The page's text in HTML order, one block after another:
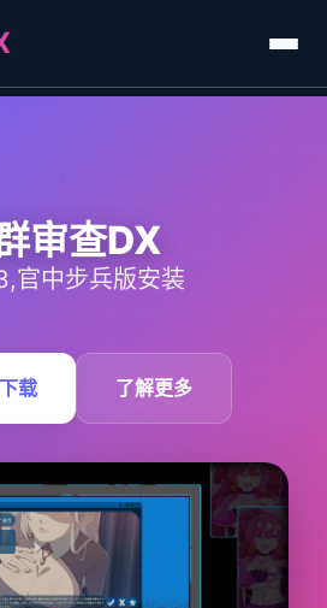
审查DX
官中步兵版安装
载 了解更多